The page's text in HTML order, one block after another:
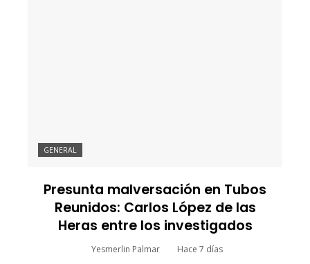
GENERAL
Presunta malversación en Tubos
Reunidos: Carlos López de las
Heras entre los investigados
Yesmerlin Palmar Hace 7 días